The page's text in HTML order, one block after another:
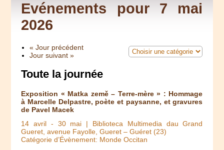
Evénements pour 7 mai
2026
« Jour précédent
Jour suivant »
Toute la journée
Exposition « Matka země – Terre-mère » : Hommage
à Marcelle Delpastre, poète et paysanne, et gravures
de Pavel Macek
14 avril - 30 mai | Biblioteca Multimedia dau Grand
Gueret, avenue Fayolle, Gueret – Guéret (23)
Catégorie d’Évènement: Monde Occitan